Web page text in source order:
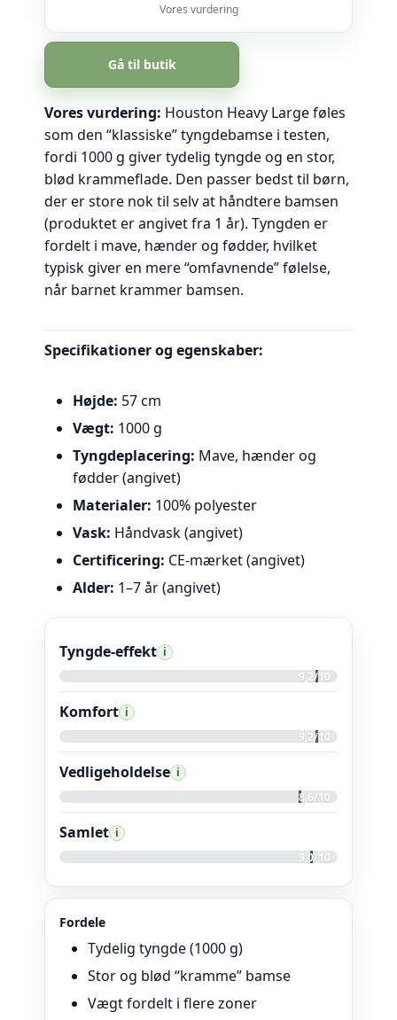
Vores vurdering
Gå til butik
Vores vurdering: Houston Heavy Large føles
som den “klassiske” tyngdebamse i testen,
fordi 1000 g giver tydelig tyngde og en stor,
blød krammeflade. Den passer bedst til børn,
der er store nok til selv at håndtere bamsen
(produktet er angivet fra 1 år). Tyngden er
fordelt i mave, hænder og fødder, hvilket
typisk giver en mere “omfavnende” følelse,
når barnet krammer bamsen.
Specifikationer og egenskaber:
Højde: 57 cm
Vægt: 1000 g
Tyngdeplacering: Mave, hænder og
fødder (angivet)
Materialer: 100% polyester
Vask: Håndvask (angivet)
Certificering: CE-mærket (angivet)
Alder: 1–7 år (angivet)
Tyngde-effekt i
9,2/10
Komfort i
9,2/10
Vedligeholdelse i
8,6/10
Samlet i
9,0/10
Fordele
Tydelig tyngde (1000 g)
Stor og blød “kramme” bamse
Vægt fordelt i flere zoner